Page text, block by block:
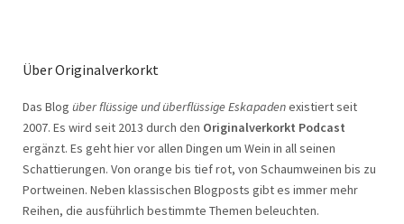
Über Originalverkorkt
Das Blog über flüssige und überflüssige Eskapadenexistiert seit
2007. Es wird seit 2013 durch den Originalverkorkt Podcast
ergänzt. Es geht hier vor allen Dingen um Wein in all seinen
Schattierungen. Von orange bis tief rot, von Schaumweinen bis zu
Portweinen. Neben klassischen Blogposts gibt es immer mehr
Reihen, die ausführlich bestimmte Themen beleuchten.